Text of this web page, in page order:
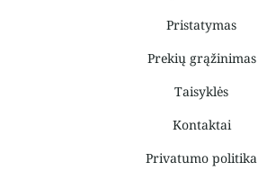
Pristatymas
Prekių grąžinimas
Taisyklės
Kontaktai
Privatumo politika